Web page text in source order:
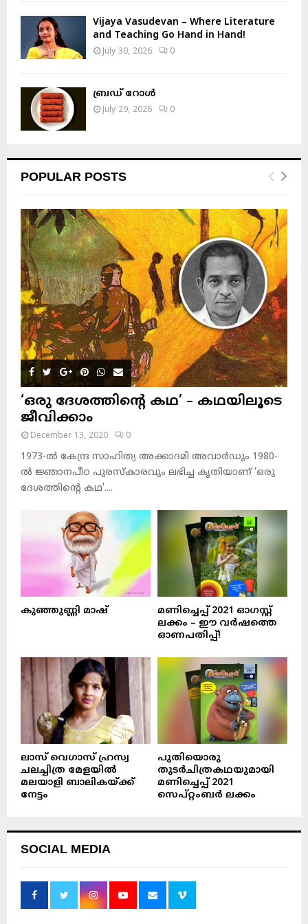
Vijaya Vasudevan – Where Literature
and Teaching Go Hand in Hand!
July 30, 2026 0
ബ്രഡ് റോൾ
July 29, 2026 0
POPULAR POSTS
‘ഒരു ദേശത്തിന്റെ കഥ’ – കഥയിലൂടെ
ജീവിക്കാം
December 13, 2020 0
1973-ല്‍ കേന്ദ്ര സാഹിത്യ അക്കാദമി അവാര്‍ഡും 1980-
ല്‍ ജ്ഞാനപീഠ പുരസ്‌കാരവും ലഭിച്ച കൃതിയാണ് ‘ഒരു
ദേശത്തിന്റെ കഥ’....
കുഞ്ഞുണ്ണി മാഷ്‌
മണിച്ചെപ്പ് 2021 ഓഗസ്റ്റ്
ലക്കം – ഈ വർഷത്തെ
ഓണപതിപ്പ്!
ലാസ് വെഗാസ് ഹ്രസ്വ
ചലച്ചിത്ര മേളയിൽ
മലയാളി ബാലികയ്ക്ക്
നേട്ടം
പുതിയൊരു
തുടർചിത്രകഥയുമായി
മണിച്ചെപ്പ് 2021
സെപ്റ്റംബർ ലക്കം
SOCIAL MEDIA